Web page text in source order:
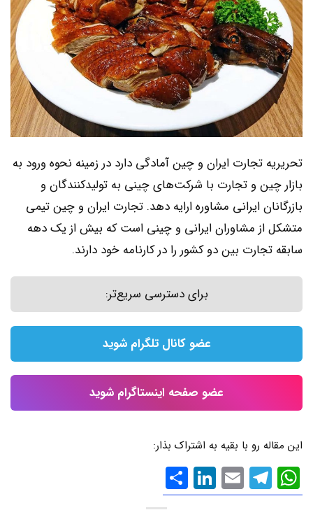
تحریریه تجارت ایران و چین آمادگی دارد در زمینه نحوه ورود به
بازار چین و تجارت با شرکت‌های چینی به تولیدکنندگان و
بازرگانان ایرانی مشاوره ارایه دهد. تجارت ایران و چین تیمی
متشکل از مشاوران ایرانی و چینی است که بیش از یک دهه
سابقه تجارت بین دو کشور را در کارنامه خود دارند.
برای دسترسی سریع‌تر:
عضو کانال تلگرام شوید
عضو صفحه اینستاگرام شوید
این مقاله رو با بقیه به اشتراک بذار:
WhatsApp
Telegram
Email
LinkedIn
گذاری